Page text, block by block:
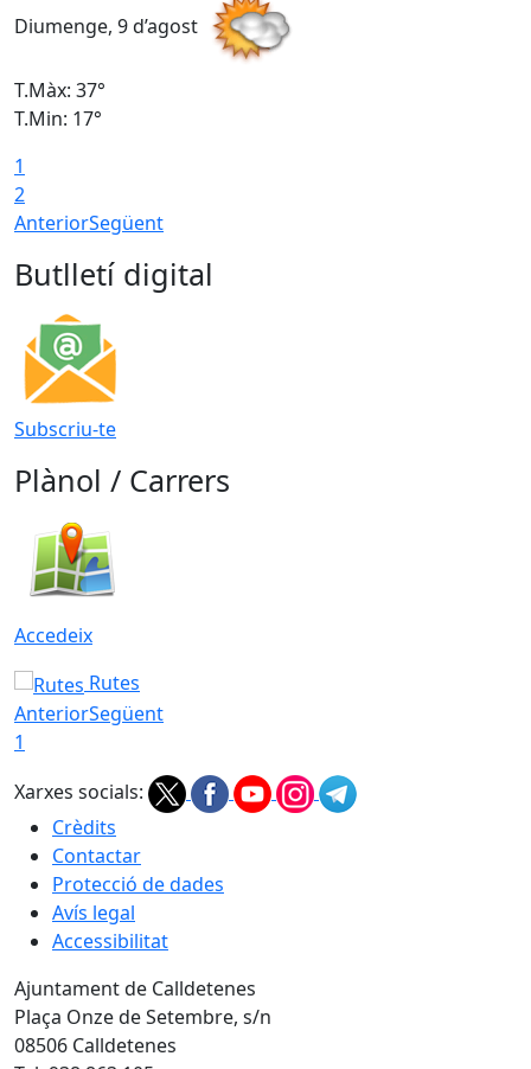
Diumenge, 9 d’agost
T.Màx: 37°
T.Min: 17°
1
2
AnteriorSegüent
Butlletí digital
Subscriu-te
Plànol / Carrers
Accedeix
Rutes
AnteriorSegüent
1
Xarxes socials:
Crèdits
Contactar
Protecció de dades
Avís legal
Accessibilitat
Ajuntament de Calldetenes
Plaça Onze de Setembre, s/n
08506 Calldetenes